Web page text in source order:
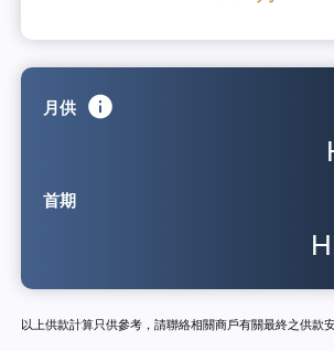
月供
首期
以上供款計算只供參考，請聯絡相關商戶有關最終之供款安